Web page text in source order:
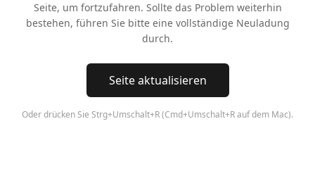
Seite, um fortzufahren. Sollte das Problem weiterhin
bestehen, führen Sie bitte eine vollständige Neuladung
durch.
Seite aktualisieren
Oder drücken Sie Strg+Umschalt+R (Cmd+Umschalt+R auf dem Mac).